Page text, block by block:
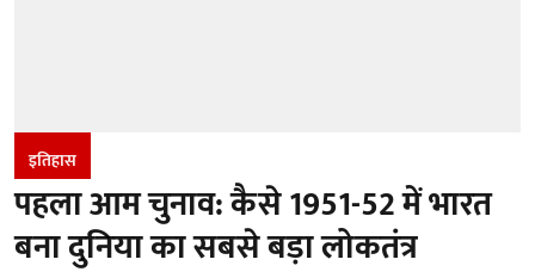
इतिहास
पहला आम चुनाव: कैसे 1951-52 में भारत
बना दुनिया का सबसे बड़ा लोकतंत्र